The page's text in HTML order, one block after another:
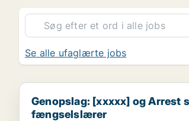
Se alle ufaglærte jobs
Genopslag: [xxxxx] og Arrest søger
Genopslag: [xxxxx] og Arrest
fængselslærer